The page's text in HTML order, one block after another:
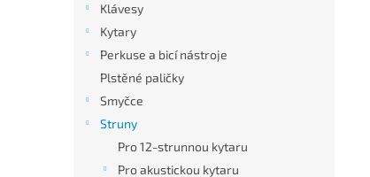
Klávesy
Kytary
Perkuse a bicí nástroje
Plstěné paličky
Smyčce
Struny
Pro 12-strunnou kytaru
Pro akustickou kytaru